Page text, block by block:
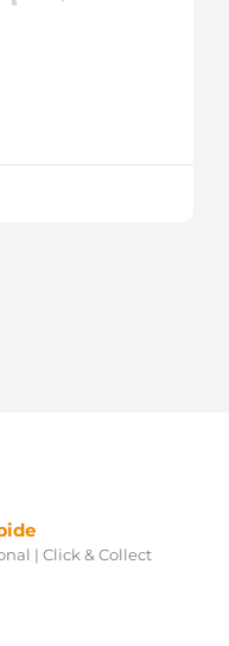
| Click & Collect